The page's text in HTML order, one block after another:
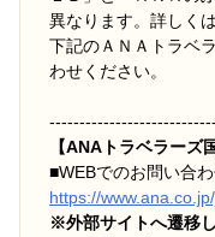
異なります。詳しく
下記のＡＮＡトラベ
わせください。
【ANAトラベラーズ
■WEBでのお問い合
https://
※外部サイトへ遷移